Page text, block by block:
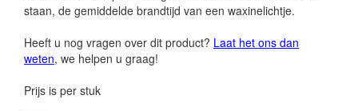
staan, de gemiddelde brandtijd van een waxinelichtje.
Heeft u nog vragen over dit product? Laat het ons dan
weten, we helpen u graag!
Prijs is per stuk